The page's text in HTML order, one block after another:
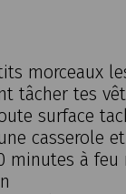
morceaux
tâcher tes
surface
casserole
minutes à feu